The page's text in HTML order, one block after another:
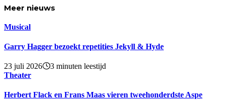
Meer nieuws
Musical
Garry Hagger bezoekt repetities Jekyll & Hyde
23 juli 2026
3 minuten leestijd
Theater
Herbert Flack en Frans Maas vieren tweehonderdste Aspe